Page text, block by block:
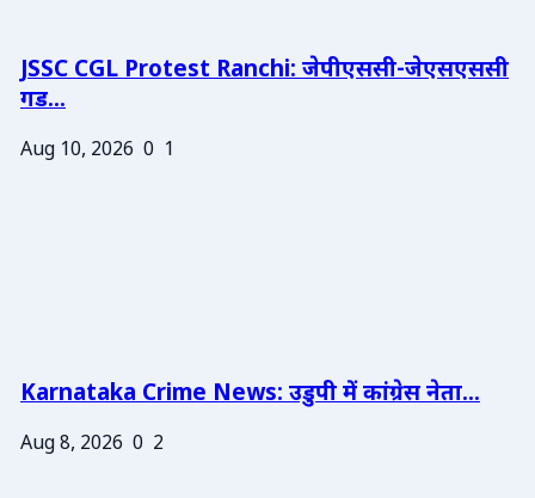
JSSC CGL Protest Ranchi: जेपीएससी-जेएसएससी
गड...
Aug 10, 2026 0 1
Karnataka Crime News: उडुपी में कांग्रेस नेता...
Aug 8, 2026 0 2